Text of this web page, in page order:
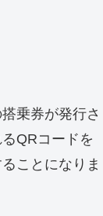
乗券が発行さ
QRコードを
ことになりま